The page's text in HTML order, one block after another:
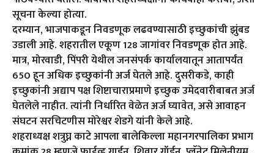
सूचना केल्या होत्या.
दरम्यान, भाजपाकडून निवडणूक लढवण्यासाठी इच्छुकांची झुंबड
उडाली आहे. शहरातील एकूण 128 जागांवर निवडणूक होत आहे.
मात्र, मोरवाडी, पिंपरी येथील जनसंपर्क कार्यालयातून आतापर्यंत
650 हून अधिक इच्छुकांनी अर्ज घेतले आहे. दुसरीकडे, काही
इच्छुकांनी अद्याप पक्ष शिष्टाचाराप्रमाणे इच्छुक उमेदवारीबाबत अर्ज
घेतलेले नाहीत. त्यांनी निर्धारित वेळेत अर्ज घ्यावेत, असे आवाहन
संघटन सरचिटणीस मोरेश्वर शेडगे यांनी केले आहे.
शहराध्यक्ष शत्रुघ्न काटे आपला बालेकिल्ला महानगरपालिका प्रभाग